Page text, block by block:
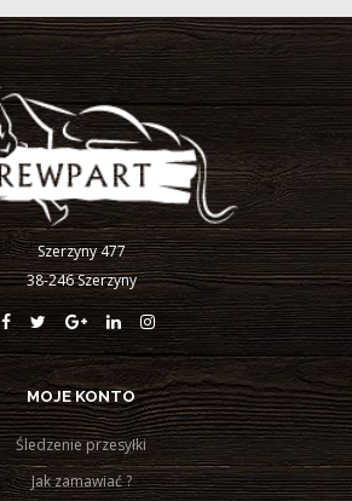
Szerzyny 477
38-246 Szerzyny
MOJE KONTO
Śledzenie przesyłki
Jak zamawiać ?